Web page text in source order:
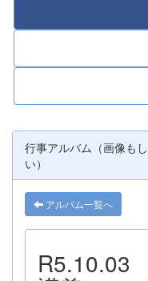
行事アルバム（画像も
い）
アルバム一覧へ
R5.10.03